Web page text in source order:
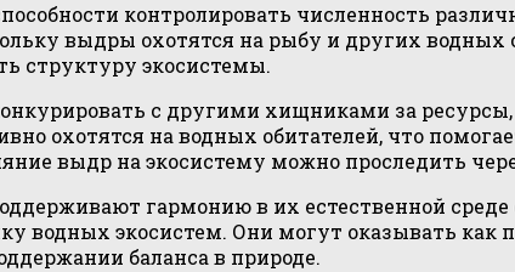
контролировать численность
выдры охотятся на рыбу и других
структуру экосистемы.
с другими хищниками за
охотятся на водных обитателей, что
выдр на экосистему можно проследить
гармонию в их естественной
водных экосистем. Они могут оказывать как
баланса в природе.